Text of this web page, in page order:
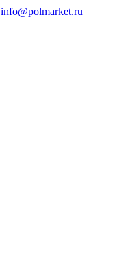
info@polmarket.ru